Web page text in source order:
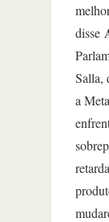
disse
Salla,
a